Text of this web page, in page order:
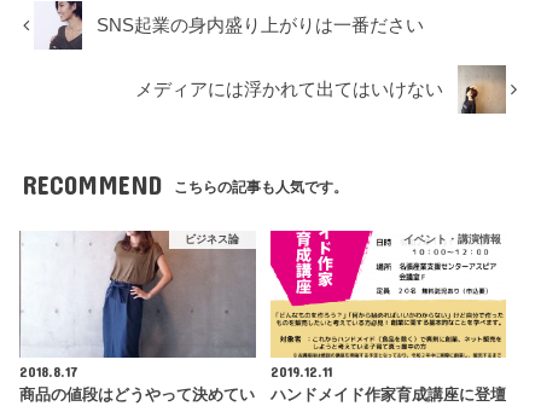
SNS起業の身内盛り上がりは一番ださい
メディアには浮かれて出てはいけない
RECOMMEND こちらの記事も人気です。
ビジネス論
2018.8.17
商品の値段はどうやって決めてい
イベント・講演情報
2019.12.11
ハンドメイド作家育成講座に登壇